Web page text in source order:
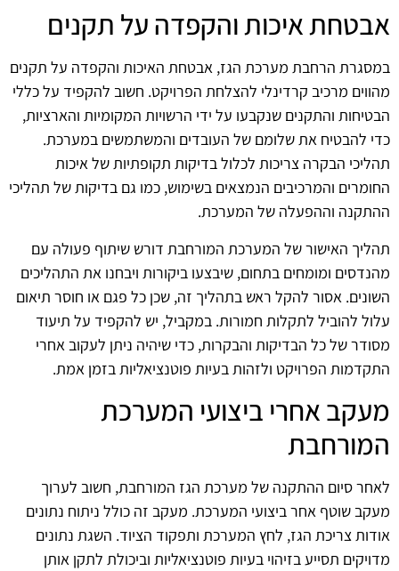
אבטחת איכות והקפדה על תקנים
במסגרת הרחבת מערכת הגז, אבטחת האיכות והקפדה על תקנים
מהווים מרכיב קרדינלי להצלחת הפרויקט. חשוב להקפיד על כללי
הבטיחות והתקנים שנקבעו על ידי הרשויות המקומיות והארציות,
כדי להבטיח את שלומם של העובדים והמשתמשים במערכת.
תהליכי הבקרה צריכות לכלול בדיקות תקופתיות של איכות
החומרים והמרכיבים הנמצאים בשימוש, כמו גם בדיקות של תהליכי
ההתקנה וההפעלה של המערכת.
תהליך האישור של המערכת המורחבת דורש שיתוף פעולה עם
מהנדסים ומומחים בתחום, שיבצעו ביקורות ויבחנו את התהליכים
השונים. אסור להקל ראש בתהליך זה, שכן כל פגם או חוסר תיאום
עלול להוביל לתקלות חמורות. במקביל, יש להקפיד על תיעוד
מסודר של כל הבדיקות והבקרות, כדי שיהיה ניתן לעקוב אחרי
התקדמות הפרויקט ולזהות בעיות פוטנציאליות בזמן אמת.
מעקב אחרי ביצועי המערכת
המורחבת
לאחר סיום ההתקנה של מערכת הגז המורחבת, חשוב לערוך
מעקב שוטף אחר ביצועי המערכת. מעקב זה כולל ניתוח נתונים
אודות צריכת הגז, לחץ המערכת ותפקוד הציוד. השגת נתונים
מדויקים תסייע בזיהוי בעיות פוטנציאליות וביכולת לתקן אותן